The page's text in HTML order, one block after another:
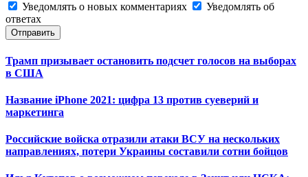
Уведомлять о новых комментариях
Уведомлять об
ответах
Отправить
Трамп призывает остановить подсчет голосов на выборах
в США
Название iPhone 2021: цифра 13 против суеверий и
маркетинга
Российские войска отразили атаки ВСУ на нескольких
направлениях, потери Украины составили сотни бойцов